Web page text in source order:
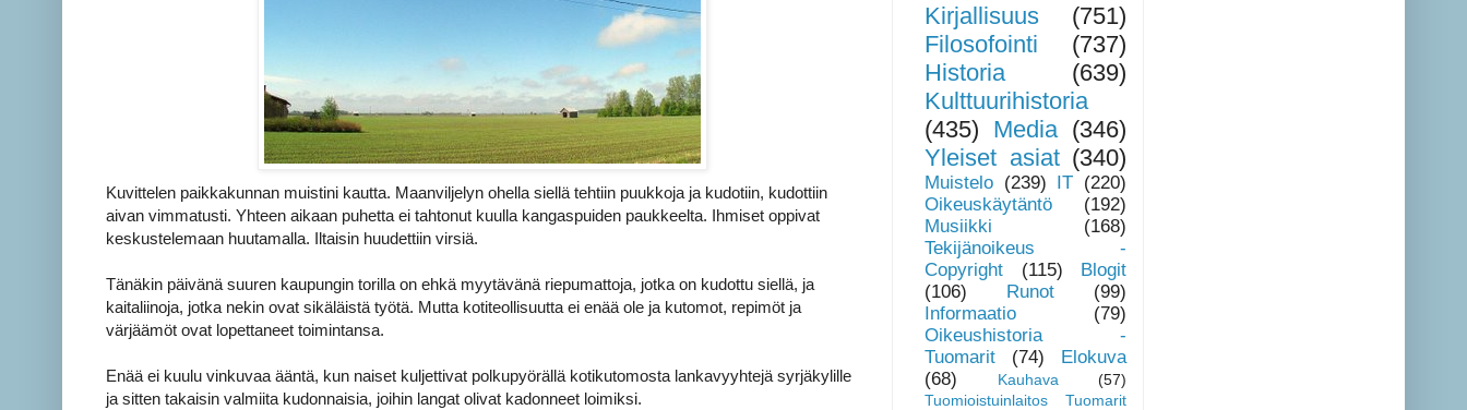
Kuvittelen paikkakunnan muistini kautta. Maanviljelyn ohella siellä tehtiin puukkoja ja kudotiin, kudottiin
aivan vimmatusti. Yhteen aikaan puhetta ei tahtonut kuulla kangaspuiden paukkeelta. Ihmiset oppivat
keskustelemaan huutamalla. Iltaisin huudettiin virsiä.
Tänäkin päivänä suuren kaupungin torilla on ehkä myytävänä riepumattoja, jotka on kudottu siellä, ja
kaitaliinoja, jotka nekin ovat sikäläistä työtä. Mutta kotiteollisuutta ei enää ole ja kutomot, repimöt ja
värjäämöt ovat lopettaneet toimintansa.
Enää ei kuulu vinkuvaa ääntä, kun naiset kuljettivat polkupyörällä kotikutomosta lankavyyhtejä syrjäkylille
ja sitten takaisin valmiita kudonnaisia, joihin langat olivat kadonneet loimiksi.
Kirjallisuus
(751)
Filosofointi
(737)
Historia
(639)
Kulttuurihistoria
(435) Media (346)
Yleiset asiat (340)
Muistelo (239) IT (220)
Oikeuskäytäntö
(192)
Musiikki
(168)
Tekijänoikeus -
Copyright
(115)
Blogit
(106)
Runot
(99)
Informaatio
(79)
Oikeushistoria -
Tuomarit
(74)
Elokuva
(68)
Kauhava
(57)
Tuomioistuinlaitos Tuomarit